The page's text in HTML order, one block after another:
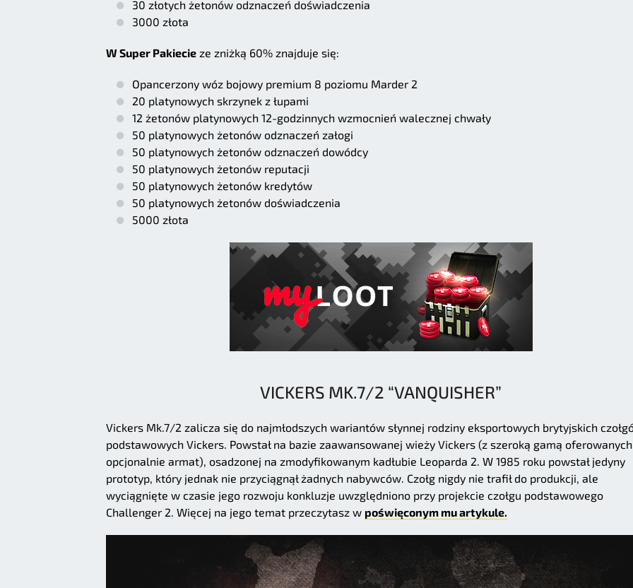
30 złotych żetonów odznaczeń doświadczenia
3000 złota
W Super Pakiecie ze zniżką 60% znajduje się:
Opancerzony wóz bojowy premium 8 poziomu Marder 2
20 platynowych skrzynek z łupami
12 żetonów platynowych 12-godzinnych wzmocnień walecznej chwały
50 platynowych żetonów odznaczeń załogi
50 platynowych żetonów odznaczeń dowódcy
50 platynowych żetonów reputacji
50 platynowych żetonów kredytów
50 platynowych żetonów doświadczenia
5000 złota
VICKERS MK.7/2 “VANQUISHER”
Vickers Mk.7/2 zalicza się do najmłodszych wariantów słynnej rodziny eksportowych brytyjskich
podstawowych Vickers. Powstał na bazie zaawansowanej wieży Vickers (z szeroką gamą oferowanych
opcjonalnie armat), osadzonej na zmodyfikowanym kadłubie Leoparda 2. W 1985 roku powstał jedyny
prototyp, który jednak nie przyciągnął żadnych nabywców. Czołg nigdy nie trafił do produkcji, ale
wyciągnięte w czasie jego rozwoju konkluzje uwzględniono przy projekcie czołgu podstawowego
Challenger 2. Więcej na jego temat przeczytasz w poświęconym mu artykule.